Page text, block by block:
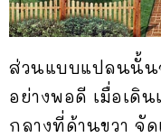
ส่วนแบบแปลนนั้น
อย่างพอดี เมื่อเดิ
กลางที่ด้านขวา จั